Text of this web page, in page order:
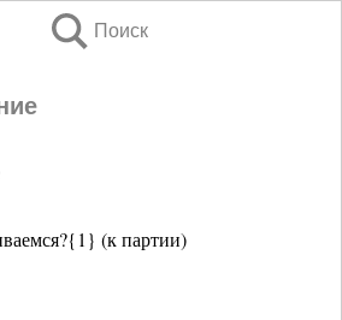
Поиск
(к партии)